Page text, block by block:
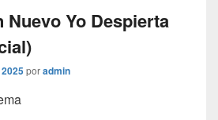
Nuevo Yo Despierta
poradmin